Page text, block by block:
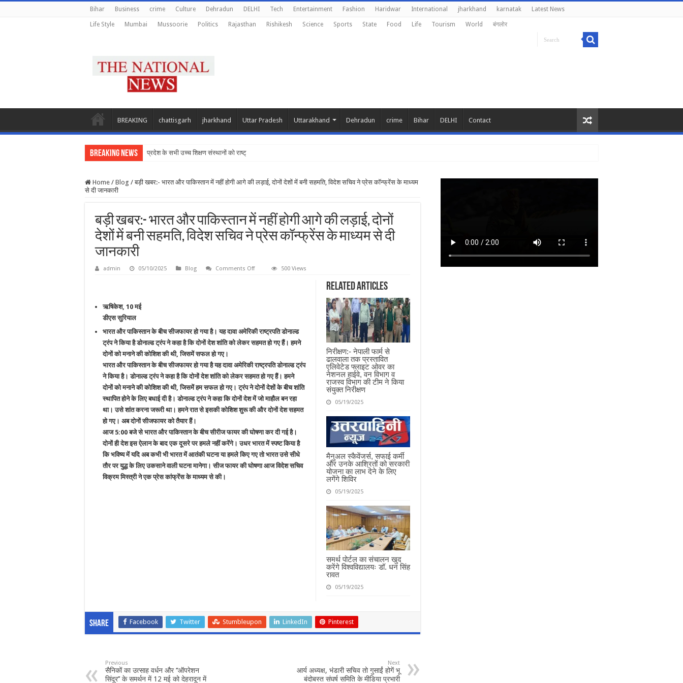
Bihar Business crime Culture Dehradun DELHI Tech Entertainment Fashion Haridwar International jharkhand karnatak Latest News
Life Style Mumbai Mussoorie Politics Rajasthan Rishikesh Science Sports State Food Life Tourism World बंगलोर
BREAKING chattisgarh jharkhand Uttar Pradesh Uttarakhand Dehradun crime Bihar DELHI Contact
Breaking News प्रदेश के सभी उच्च शिक्षण संस्थानों को राष्ट्रीय शिक्षा
Home / Blog / बड़ी खबर:- भारत और पाकिस्तान में नहीं होगी आगे की लड़ाई, दोनों देशों में बनी सहमति, विदेश सचिव ने प्रेस कॉन्फ्रेंस के माध्यम
से दी जानकारी
बड़ी खबर:- भारत और पाकिस्तान में नहीं होगी आगे की लड़ाई, दोनों
देशों में बनी सहमति, विदेश सचिव ने प्रेस कॉन्फ्रेंस के माध्यम से दी
जानकारी
admin 05/10/2025 Blog Comments Offon
आगे
की
लड़ाई,
दोनों
बनी
सहमति,
विदेश
सचिव
ने
प्रेस
कॉन्फ्रेंस
के
दी
जानकारी
500 Views
Related Articles
निरीक्षण:- नेपाली फार्म से
ढालवाला तक प्रस्तावित
एलिवेटेड फ्लाइट ओवर का
नेशनल हाईवे, वन विभाग व
राजस्व विभाग की टीम ने किया
संयुक्त निरीक्षण
05/19/2025
मैनुअल स्कैवेंजर्स, सफाई कर्मी
और उनके आश्रितों को सरकारी
योजना का लाभ देने के लिए
लगेंगे शिविर
05/19/2025
समर्थ पोर्टल का संचालन खुद
करेंगे विश्वविद्यालयः डॉ. धन सिंह
रावत
05/19/2025
ऋषिकेश, 10 मई
डीएस सुरियाल
भारत और पाकिस्तान के बीच सीजफायर हो गया है। यह दावा अमेरिकी राष्ट्रपति डोनाल्ड
ट्रंप ने किया है डोनाल्ड ट्रंप ने कहा है कि दोनों देश शांति को लेकर सहमत हो गए हैं। हमने
दोनों को मनाने की कोशिश की थी, जिसमें सफल हो गए।
भारत और पाकिस्तान के बीच सीजफायर हो गया है यह दावा अमेरिकी राष्ट्रपति डोनाल्ड ट्रंप
ने किया है। डोनाल्ड ट्रंप ने कहा है कि दोनों देश शांति को लेकर सहमत हो गए हैं। हमने
दोनों को मनाने की कोशिश की थी, जिसमें हम सफल हो गए। ट्रंप ने दोनों देशों के बीच शांति
स्थापित होने के लिए बधाई दी है। डोनाल्ड ट्रंप ने कहा कि दोनों देश में जो माहौल बन रहा
था। उसे शांत करना जरूरी था। हमने रात से इसकी कोशिश शुरू की और दोनों देश सहमत
हो गए। अब दोनों सीजफायर को तैयार हैं।
आज 5:00 बजे से भारत और पाकिस्तान के बीच सीरीज फायर की घोषणा कर दी गई है।
दोनों ही देश इस ऐलान के बाद एक दूसरे पर हमले नहीं करेंगे। उधर भारत में स्पष्ट किया है
कि भविष्य में यदि अब कभी भी भारत में आतंकी घटना या हमले किए गए तो भारत उसे सीधे
तौर पर युद्ध के लिए उकसाने वाली घटना मानेगा। सीज फायर की घोषणा आज विदेश सचिव
विक्रम मिस्त्री ने एक प्रेस कांफ्रेंस के माध्यम से की।
Share Facebook Twitter Stumbleupon LinkedIn Pinterest
Previous
सैनिकों का उत्साह वर्धन और ‘‘ऑपरेशन
सिंदूर’’ के समर्थन में 12 मई को देहरादून में
Next
आर्य अध्यक्ष, भंडारी सचिव तो गुसाईं होगें भू
बंदोबस्त संघर्ष समिति के मीडिया प्रभारी